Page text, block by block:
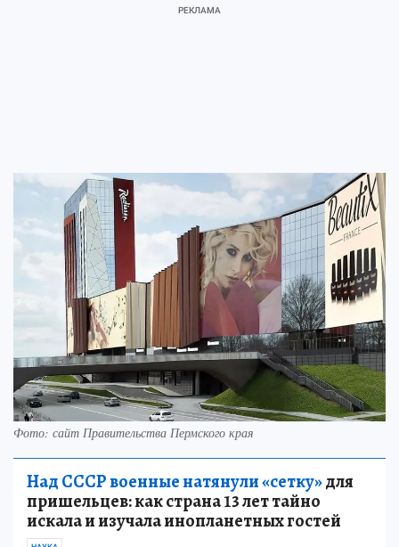
Фото: сайт Правительства Пермского края
Над СССР военные натянули «сетку»для
пришельцев: как страна 13 лет тайно
искала и изучала инопланетных гостей